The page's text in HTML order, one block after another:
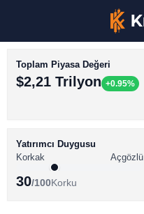
BİTCOİN HABERLERİ
ALTCOİN HABERLERİ
Toplam Piyasa Değeri
$2,21 Trilyon +0.95%
Yatırımcı Duygusu
Korkak
Açgözlü
30/100Korku